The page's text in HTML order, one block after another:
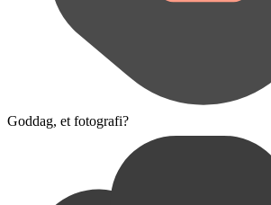
Goddag, et fotografi?